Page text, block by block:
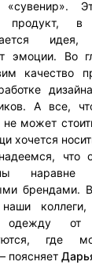
продукт, в
идея,
эмоции. Во
качество
А все,
не может
хочется
что
брендами.
одежду от
где
поясняет